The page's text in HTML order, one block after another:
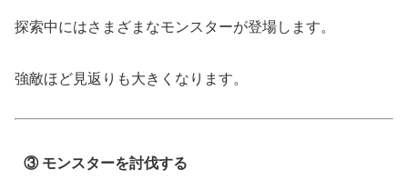
探索中にはさまざまなモンスターが登場します。
強敵ほど見返りも大きくなります。
③ モンスターを討伐する